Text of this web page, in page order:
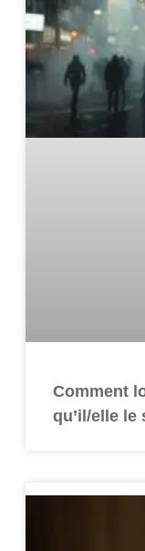
Comment
qu’il/elle le